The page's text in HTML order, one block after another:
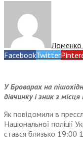
Ломенко
FacebookTwitter
У Броварах на
дівчинку і зник з
Як повідомили в
Національної поліції
стався близько 19:00